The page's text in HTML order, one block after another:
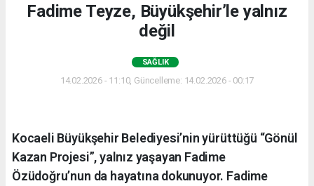
Fadime Teyze, Büyükşehir’le yalnız
değil
SAĞLIK
14.02.2026 - 11:10, Güncelleme: 14.02.2026 - 00:17
Kocaeli Büyükşehir Belediyesi’nin yürüttüğü “Gönül
Kazan Projesi”, yalnız yaşayan Fadime
Özüdoğru’nun da hayatına dokunuyor. Fadime